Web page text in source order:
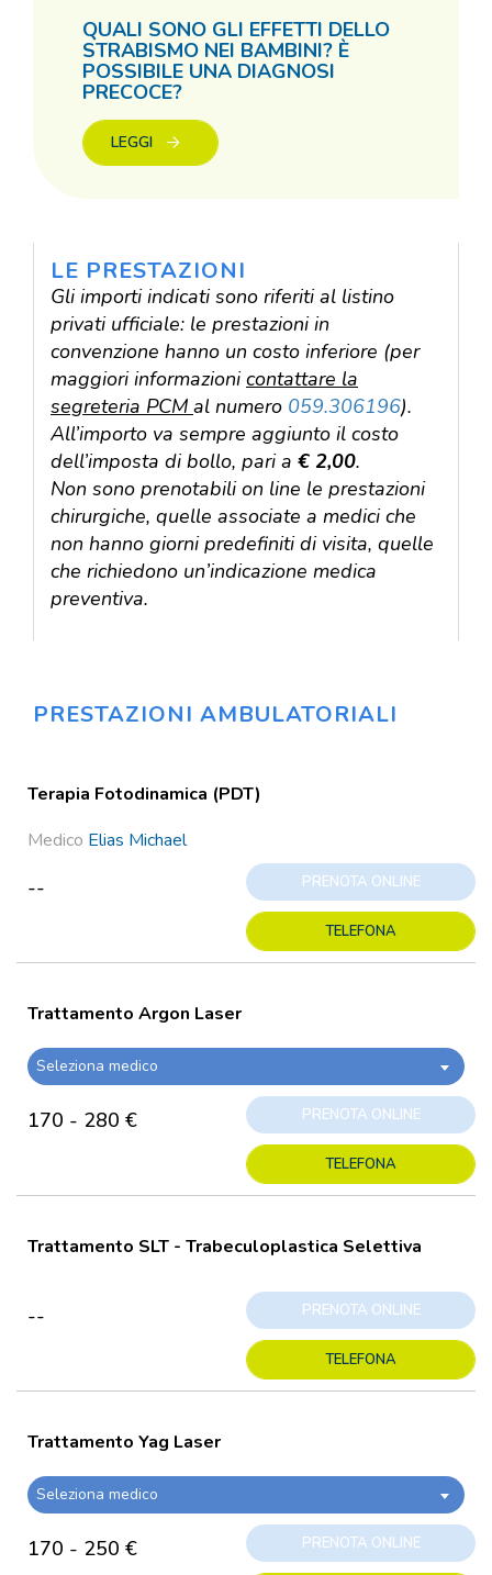
QUALI SONO GLI EFFETTI DELLO
STRABISMO NEI BAMBINI? È
POSSIBILE UNA DIAGNOSI
PRECOCE?
LEGGI
LE PRESTAZIONI
Gli importi indicati sono riferiti al listino
privati ufficiale: le prestazioni in
convenzione hanno un costo inferiore (per
maggiori informazionicontattare la
segreteria PCM al numero 059.306196).
All’importo va sempre aggiunto il costo
dell’imposta di bollo, pari a € 2,00.
Non sono prenotabili on line le prestazioni
chirurgiche, quelle associate a medici che
non hanno giorni predefiniti di visita, quelle
che richiedono un’indicazione medica
preventiva.
PRESTAZIONI AMBULATORIALI
Terapia Fotodinamica (PDT)
Medico Elias Michael
-- PRENOTA ONLINE
TELEFONA
Trattamento Argon Laser
Seleziona medico
170 - 280 € PRENOTA ONLINE
TELEFONA
Trattamento SLT - Trabeculoplastica Selettiva
-- PRENOTA ONLINE
TELEFONA
Trattamento Yag Laser
Seleziona medico
170 - 250 € PRENOTA ONLINE